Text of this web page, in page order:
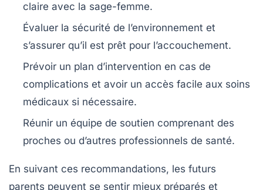
claire avec la sage-femme.
Évaluer la sécurité de l’environnement et
s’assurer qu’il est prêt pour l’accouchement.
Prévoir un plan d’intervention en cas de
complications et avoir un accès facile aux soins
médicaux si nécessaire.
Réunir un équipe de soutien comprenant des
proches ou d’autres professionnels de santé.
En suivant ces recommandations, les futurs
parents peuvent se sentir mieux préparés et